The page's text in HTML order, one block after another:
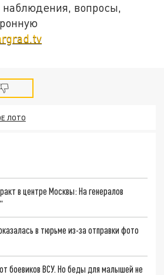
вопросы,
ЛОТО
в центре Москвы: На генералов
в тюрьме из-за отправки фото
боевиков ВСУ. Но беды для малышей не